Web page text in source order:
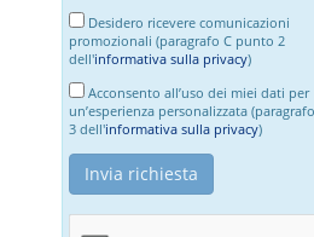
Desidero ricevere comunicazioni
promozionali (paragrafo C punto 2
dell'informativa sulla privacy)
Acconsento all’uso dei miei dati per
un’esperienza personalizzata
3 dell'informativa sulla privacy)